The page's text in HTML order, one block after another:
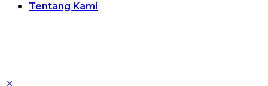
Tentang Kami